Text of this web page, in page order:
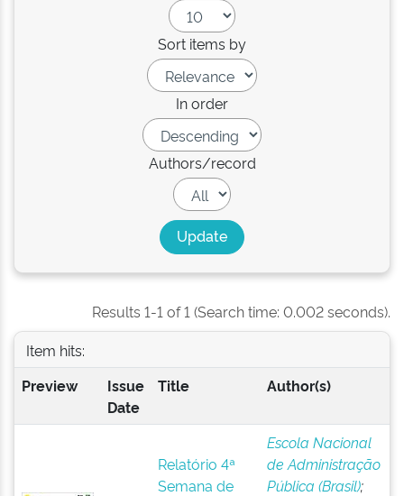
Sort items by
In order
Authors/record
Results 1-1 of 1 (Search time: 0.002 seconds).
Item hits:
Preview
Issue
Date
Title Author(s)
Relatório 4ª
Semana de
Escola Nacional
de Administração
Pública (Brasil);